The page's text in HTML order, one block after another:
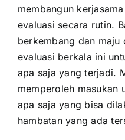
membangun
evaluasi secara rutin.
berkembang dan maju
evaluasi berkala ini
apa saja yang terjadi.
memperoleh masukan
apa saja yang bisa
hambatan yang ada